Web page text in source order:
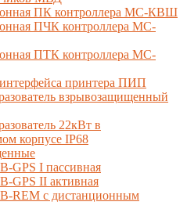
ПК контроллера МС-КВШ
ПЧК контроллера МС-
ПТК контроллера МС-
интерфейса принтера ПИП
взрывозащищенный
22кВт в
корпусе IP68
GPS I пассивная
GPS II активная
REM c дистанционным